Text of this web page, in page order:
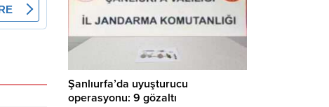
Müdürlüğü tarafından yapılan açıklamaya
göre; 17 Nisan...
Şanlıurfa’da uyuşturucu
operasyonu: 9 gözaltı